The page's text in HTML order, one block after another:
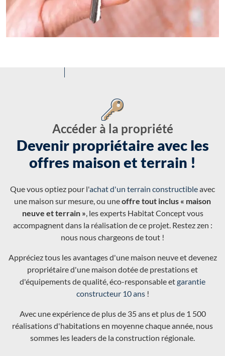
Accéder à la propriété
Devenir propriétaire avec les
offres maison et terrain !
Que vous optiez pour l'achat d'un terrain constructibleavec
une maison sur mesure, ou uneoffre tout inclus « maison
neuve et terrain », les experts Habitat Concept vous
accompagnent dans la réalisation de ce projet. Restez zen :
nous nous chargeons de tout !
Appréciez tous les avantages d'une maison neuve et devenez
propriétaire d'une maison dotée de prestations et
d'équipements de qualité, éco-responsable etgarantie
constructeur 10 ans!
Avec une expérience de plus de 35 ans et plus de 1 500
réalisations d'habitations en moyenne chaque année, nous
sommes les leaders de la construction régionale.